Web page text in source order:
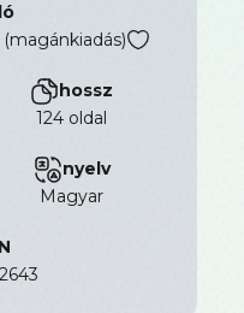
hossz
124 oldal
nyelv
magyar